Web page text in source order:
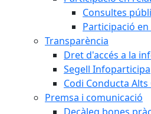
Consultes
Participació
Transparència
Dret d'accés a la
Segell Infoparticipa
Codi Conducta
Premsa i comunicació